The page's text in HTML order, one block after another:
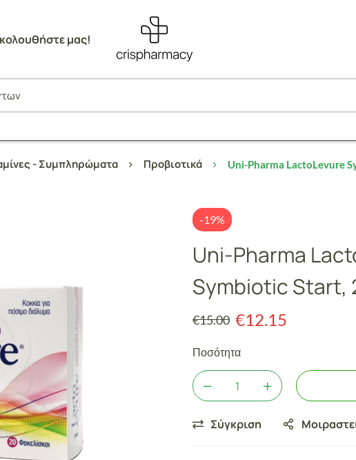
μας!
- Συμπληρώματα Προβιοτικά Uni-Pharma LactoLevure
-19%
Uni-Pharma
Symbiotic Start,
€15.00 €12.15
Ποσότητα
Σύγκριση